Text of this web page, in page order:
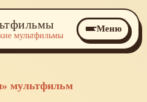
мультфильмы
Меню
мультфильм